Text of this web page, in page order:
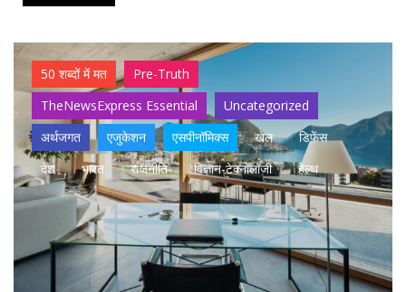
50 शब्दों में मत
Pre-Truth
TheNewsExpress Essential
Uncategorized
अर्थजगत
एजुकेशन एसपीनॉमिक्स खेल
डिफेंस
देश
भारत राजनीति विज्ञान-टेक्नॉलॉजी हेल्थ